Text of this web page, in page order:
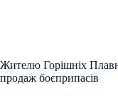
Жителю Горішніх
продаж боєприпасів